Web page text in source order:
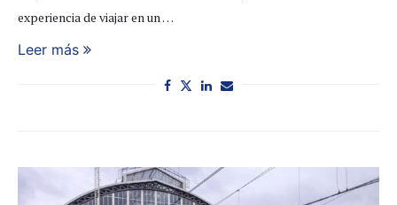
experiencia de viajar en un …
Leer más